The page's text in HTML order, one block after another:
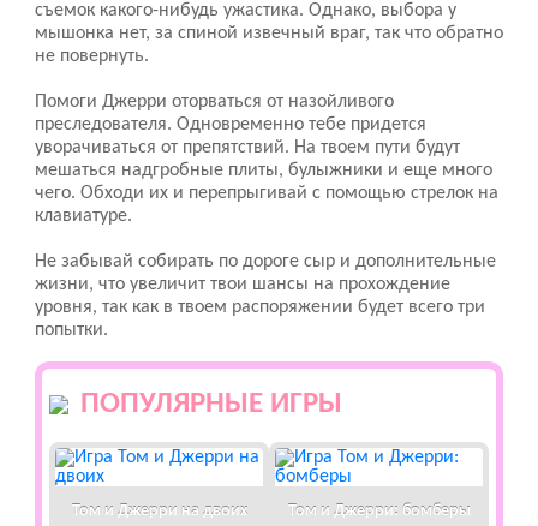
съемок какого-нибудь ужастика. Однако, выбора у
мышонка нет, за спиной извечный враг, так что обратно
не повернуть.
Помоги Джерри оторваться от назойливого
преследователя. Одновременно тебе придется
уворачиваться от препятствий. На твоем пути будут
мешаться надгробные плиты, булыжники и еще много
чего. Обходи их и перепрыгивай с помощью стрелок на
клавиатуре.
Не забывай собирать по дороге сыр и дополнительные
жизни, что увеличит твои шансы на прохождение
уровня, так как в твоем распоряжении будет всего три
попытки.
ПОПУЛЯРНЫЕ ИГРЫ
Том и Джерри на двоих Том и Джерри: бомберы